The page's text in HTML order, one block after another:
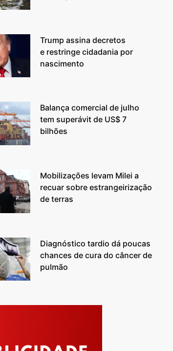
Trump assina decretos
e restringe cidadania por
nascimento
Balança comercial de julho
tem superávit de US$ 7
bilhões
Mobilizações levam Milei a
recuar sobre estrangeirização
de terras
Diagnóstico tardio dá poucas
chances de cura do câncer de
pulmão